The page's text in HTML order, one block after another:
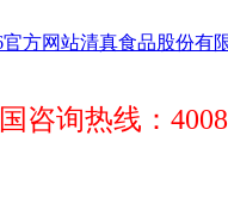
咨询热线：